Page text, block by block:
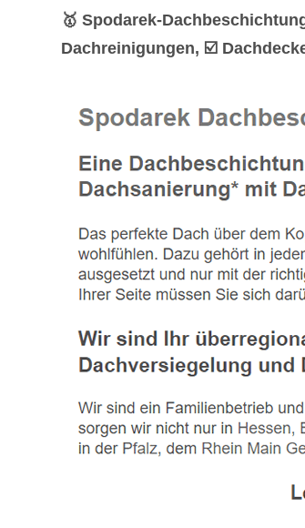
🥇 Spodarek-
Dachreinigungen, ☑️